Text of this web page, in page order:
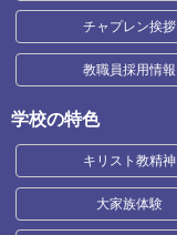
チャプレン挨拶
教職員採用情報
学校の特色
キリスト教精神
大家族体験